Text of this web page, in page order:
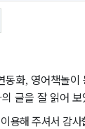
동화, 영어책놀이
글을 잘 읽어 보
용해 주셔서 감사